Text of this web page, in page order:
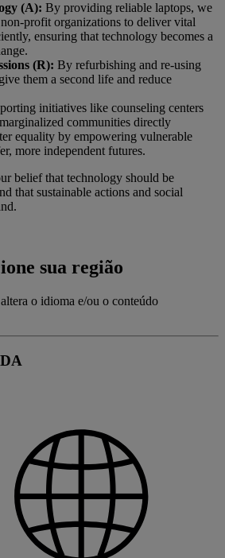
(A): By providing reliable laptops, we
profit organizations to deliver vital
ensuring that technology becomes a
(R): By refurbishing and re-using
them a second life and reduce
initiatives like counseling centers
communities directly
equality by empowering vulnerable
more independent futures.
belief that technology should be
that sustainable actions and social
sua região
o idioma e/ou o conteúdo